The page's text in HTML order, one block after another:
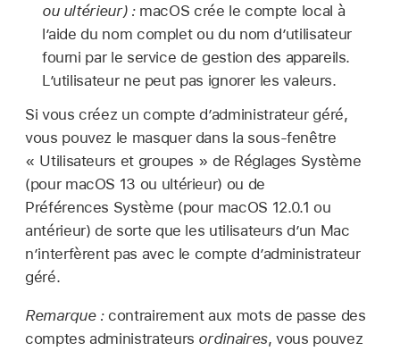
ou ultérieur) :macOS crée le compte local à
l’aide du nom complet ou du nom d’utilisateur
fourni par le service de gestion des appareils.
L’utilisateur ne peut pas ignorer les valeurs.
Si vous créez un compte d’administrateur géré,
vous pouvez le masquer dans la sous-fenêtre
« Utilisateurs et groupes » de Réglages Système
(pour macOS 13 ou ultérieur) ou de
Préférences Système (pour macOS 12.0.1 ou
antérieur) de sorte que les utilisateurs d’un Mac
n’interfèrent pas avec le compte d’administrateur
géré.
Remarque : contrairement aux mots de passe des
comptes administrateurs ordinaires, vous pouvez